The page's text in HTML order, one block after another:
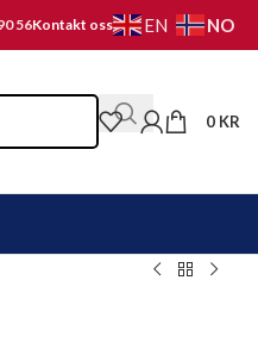
56Kontakt oss EN NO
0 KR